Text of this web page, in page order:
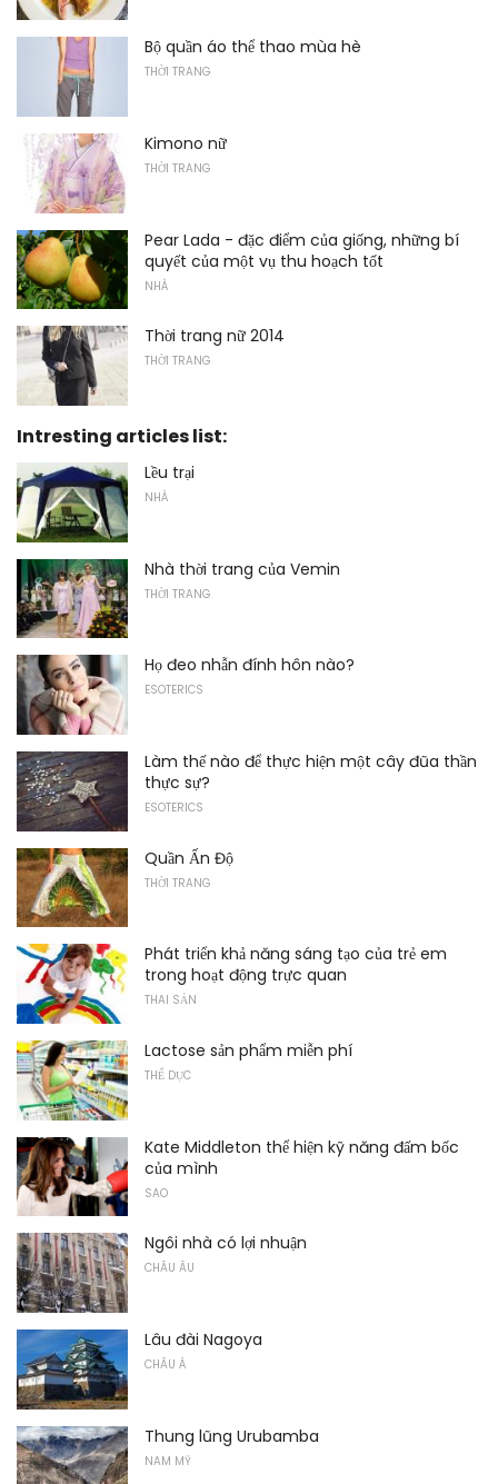
Bộ quần áo thể thao mùa hè
THỜI TRANG
Kimono nữ
THỜI TRANG
Pear Lada - đặc điểm của giống, những bí
quyết của một vụ thu hoạch tốt
NHÀ
Thời trang nữ 2014
THỜI TRANG
Intresting articles list:
Lều trại
NHÀ
Nhà thời trang của Vemin
THỜI TRANG
Họ đeo nhẫn đính hôn nào?
ESOTERICS
Làm thế nào để thực hiện một cây đũa thần
thực sự?
ESOTERICS
Quần Ấn Độ
THỜI TRANG
Phát triển khả năng sáng tạo của trẻ em
trong hoạt động trực quan
THAI SẢN
Lactose sản phẩm miễn phí
THỂ DỤC
Kate Middleton thể hiện kỹ năng đấm bốc
của mình
SAO
Ngôi nhà có lợi nhuận
CHÂU ÂU
Lâu đài Nagoya
CHÂU Á
Thung lũng Urubamba
NAM MỸ